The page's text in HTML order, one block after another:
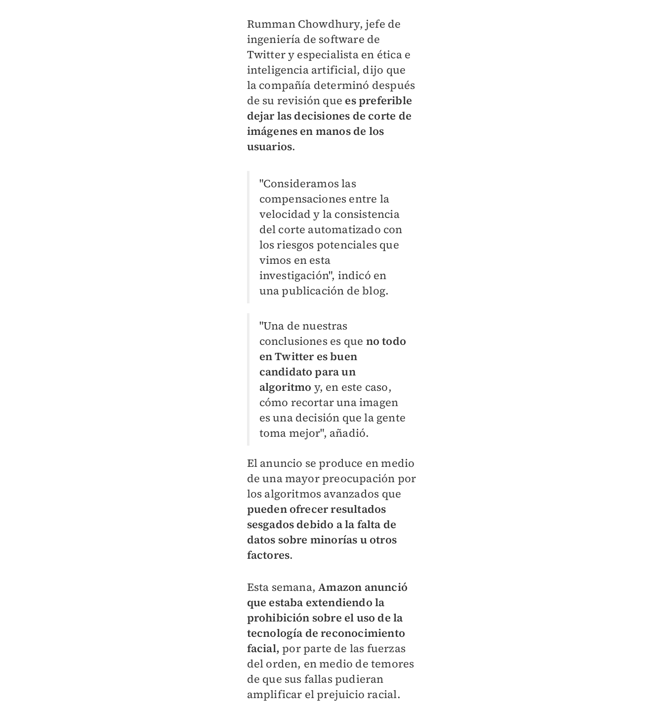
Rumman Chowdhury, jefe de
ingeniería de software de
Twitter y especialista en ética e
inteligencia artificial, dijo que
la compañía determinó después
de su revisión que es preferible
dejar las decisiones de corte de
imágenes en manos de los
usuarios.
"Consideramos las
compensaciones entre la
velocidad y la consistencia
del corte automatizado con
los riesgos potenciales que
vimos en esta
investigación", indicó en
una publicación de blog.
"Una de nuestras
conclusiones es que no todo
en Twitter es buen
candidato para un
algoritmo y, en este caso,
cómo recortar una imagen
es una decisión que la gente
toma mejor", añadió.
El anuncio se produce en medio
de una mayor preocupación por
los algoritmos avanzados que
pueden ofrecer resultados
sesgados debido a la falta de
datos sobre minorías u otros
factores.
Esta semana,Amazon anunció
que estaba extendiendo la
prohibición sobre el uso de la
tecnología de reconocimiento
facial, por parte de las fuerzas
del orden, en medio de temores
de que sus fallas pudieran
amplificar el prejuicio racial.